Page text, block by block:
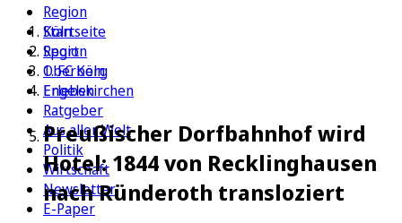
Region
Köln
Sport
1. FC Köln
Erleben
Ratgeber
Aus aller Welt
Politik
Wirtschaft
Newsletter
E-Paper
Startseite
Region
Oberberg
Engelskirchen
Preußischer Dorfbahnhof wird
Hotel: 1844 von Recklinghausen
nach Ründeroth transloziert